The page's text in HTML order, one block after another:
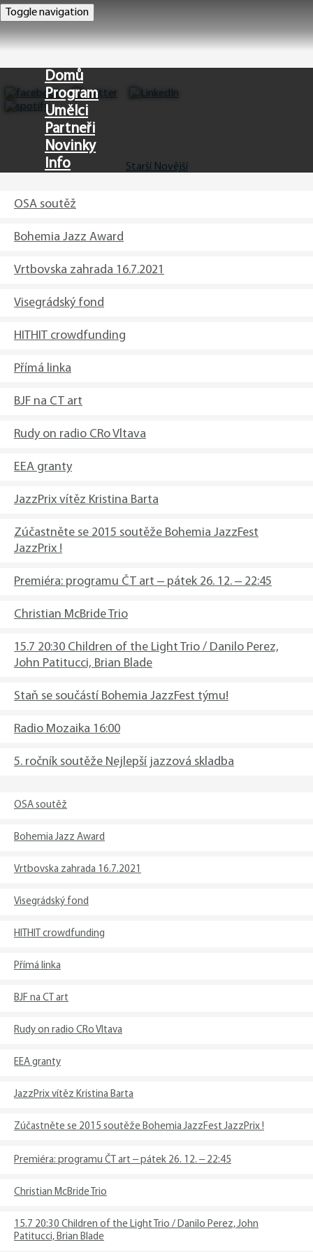
Toggle navigation
Domů
Program
Umělci
Partneři
Novinky
Info
Starší Novější
OSA soutěž
Bohemia Jazz Award
Vrtbovska zahrada 16.7.2021
Visegrádský fond
HITHIT crowdfunding
Přímá linka
BJF na CT art
Rudy on radio CRo Vltava
EEA granty
JazzPrix vítěz Kristina Barta
​Zúčastněte se 2015 soutěže Bohemia JazzFest
JazzPrix !
Premiéra: programu ČT art – pátek 26. 12. – 22:45
Christian McBride Trio
15.7 20:30 Children of the Light Trio / Danilo Perez,
John Patitucci, Brian Blade
Staň se součástí Bohemia JazzFest týmu!
Radio Mozaika 16:00
5. ročník soutěže Nejlepší jazzová skladba
OSA soutěž
Bohemia Jazz Award
Vrtbovska zahrada 16.7.2021
Visegrádský fond
HITHIT crowdfunding
Přímá linka
BJF na CT art
Rudy on radio CRo Vltava
EEA granty
JazzPrix vítěz Kristina Barta
​Zúčastněte se 2015 soutěže Bohemia JazzFest JazzPrix !
Premiéra: programu ČT art – pátek 26. 12. – 22:45
Christian McBride Trio
15.7 20:30 Children of the Light Trio / Danilo Perez, John
Patitucci, Brian Blade